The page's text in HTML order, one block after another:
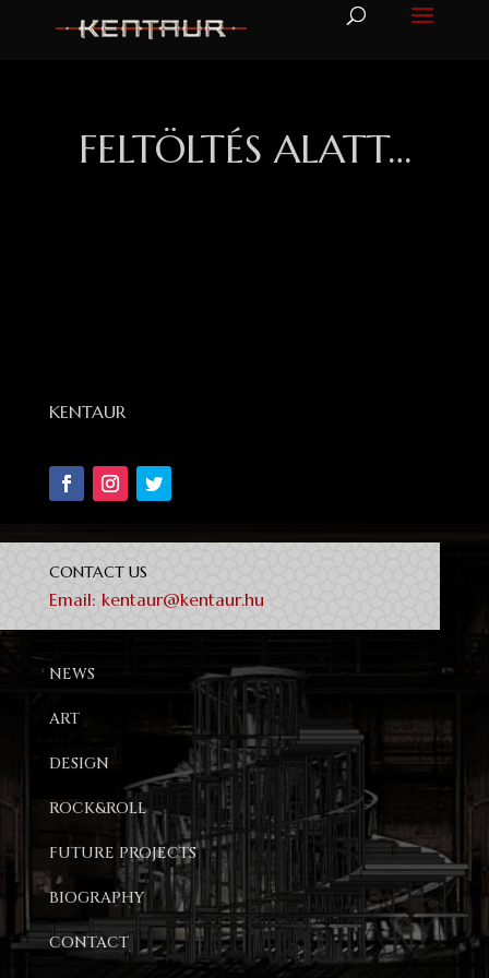
FELTÖLTÉS ALATT…
KENTAUR
CONTACT US
Email: kentaur@kentaur.hu
NEWS
ART
DESIGN
ROCK&ROLL
FUTURE PROJECTS
BIOGRAPHY
CONTACT